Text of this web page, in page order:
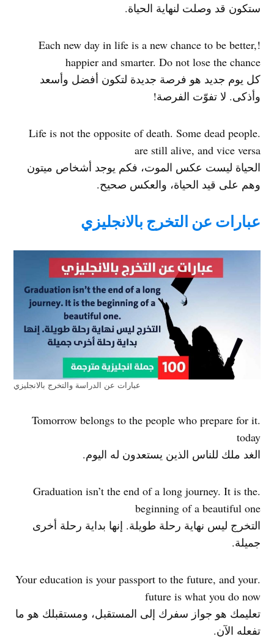
ستكون قد وصلت لنهاية الحياة.
!Each new day in life is a new chance to be better,
happier and smarter. Do not lose the chance
كل يوم جديد هو فرصة جديدة لتكون أفضل وأسعد
وأذكى. لا تفوّت الفرصة!
.Life is not the opposite of death. Some dead people
are still alive, and vice versa
الحياة ليست عكس الموت، فكم يوجد أشخاص ميتون
وهم على قيد الحياة، والعكس صحيح.
عبارات عن التخرج بالانجليزي
عبارات عن الدراسة والتخرج بالانجليزي
.Tomorrow belongs to the people who prepare for it
today
الغد ملك للناس الذين يستعدون له اليوم.
.Graduation isn’t the end of a long journey. It is the
beginning of a beautiful one
التخرج ليس نهاية رحلة طويلة. إنها بداية رحلة أخرى
جميلة.
.Your education is your passport to the future, and your
future is what you do now
تعليمك هو جواز سفرك إلى المستقبل، ومستقبلك هو ما
تفعله الآن.